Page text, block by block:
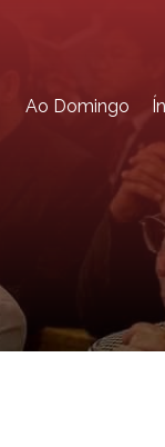
Ao Domingo